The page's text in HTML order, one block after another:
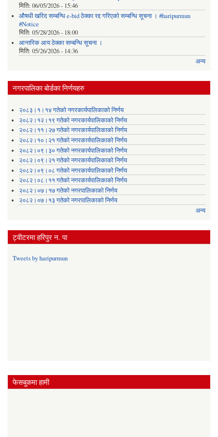
मिति: 06/05/2026 - 15:46
औषधी खरिद सम्बन्धि e-bid ठेक्का रद्द गरिएको सम्बन्धि सूचना । #haripurmun
#Notice
मिति: 05/28/2026 - 18:00
आन्तरिक आय ठेक्का सम्बन्धि सूचना ।
मिति: 05/26/2026 - 14:36
अन्य
नगरपालिका बोर्डका निर्णयहरु
२०८३।१।१४ गतेको नगरकार्यपालिकाको निर्णय
२०८२।१२।१९ गतेको नगरकार्यपालिकाको निर्णय
२०८२।११।२७ गतेको नगरकार्यपालिकाको निर्णय
२०८२।१०।२१ गतेको नगरकार्यपालिकाको निर्णय
२०८२।०९।३० गतेको नगरकार्यपालिकाको निर्णय
२०८२।०९।२१ गतेको नगरकार्यपालिकाको निर्णय
२०८२।०९।०८ गतेको नगरकार्यपालिकाको निर्णय
२०८२।०८।११ गतेको नगरकार्यपालिकाको निर्णय
२०८२।०७।१७ गतेको नगरपालिकाको निर्णय
२०८२।०७।१३ गतेको नगरपालिकाको निर्णय
अन्य
ट्वीटरमा हरिपुर न. पा
Tweets by haripurmun
फेसबुकमा हामी